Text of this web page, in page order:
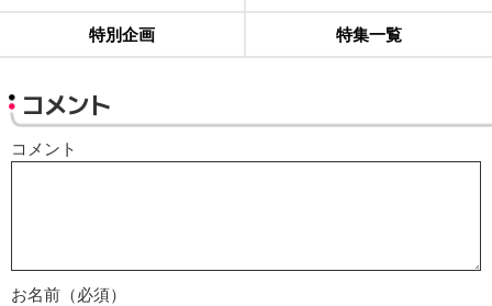
特別企画 特集一覧
コメント
コメント
お名前（必須）